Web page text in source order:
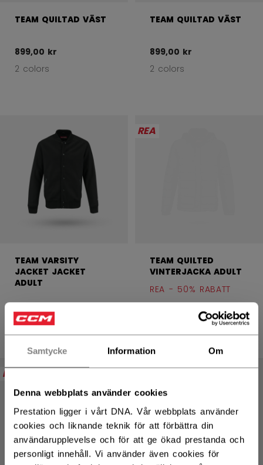
Samtycke Information Om
Denna webbplats använder cookies
Prestation ligger i vårt DNA. Vår webbplats använder
cookies och liknande teknik för att förbättra din
användarupplevelse och för att ge ökad prestanda och
personligt innehåll. Vi använder även cookies för
TEAM QUILTAD VÄST
899,00 kr
2 colors
TEAM QUILTAD VÄST
899,00 kr
2 colors
TEAM VARSITY
JACKET JACKET
ADULT
1499,00 kr
1 color
REA
TEAM QUILTED
VINTERJACKA ADULT
REA - 50% RABATT
Ursprungligt pris
1599,00 kr
REA